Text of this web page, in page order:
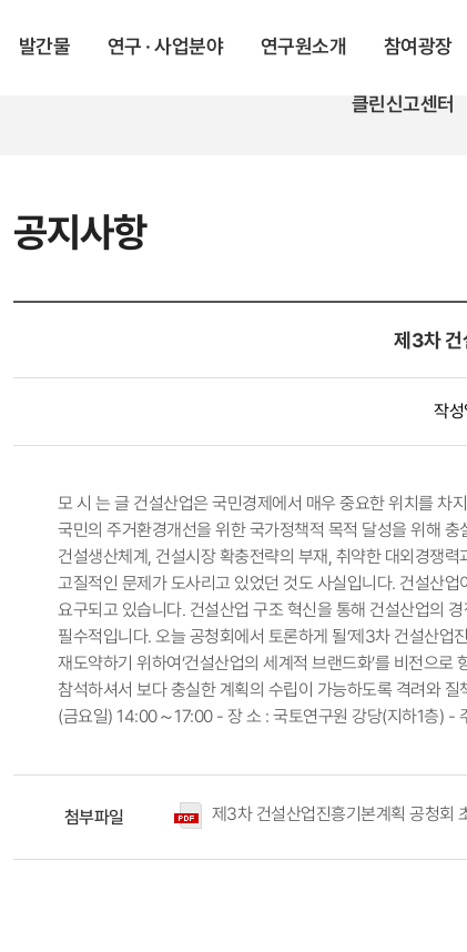
발간물 연구 · 사업분야 연구원소개 참여광장
클린신고센터
공지사항
제3차 건
작성
모 시 는 글 건설산업은 국민경제에서 매우 중요한 위치를 차
국민의 주거환경개선을 위한 국가정책적 목적 달성을 위해
건설생산체계, 건설시장 확충전략의 부재, 취약한 대외경쟁
고질적인 문제가 도사리고 있었던 것도 사실입니다. 건설산
요구되고 있습니다. 건설산업 구조 혁신을 통해 건설산업의
필수적입니다. 오늘 공청회에서 토론하게 될‘제3차 건설산업
재도약하기 위하여‘건설산업의 세계적 브랜드화’를 비전으
참석하셔서 보다 충실한 계획의 수립이 가능하도록 격려와
(금요일) 14:00～17:00 - 장 소 : 국토연구원 강당(지하1층) -
첨부파일 제3차 건설산업진흥기본계획 공청회